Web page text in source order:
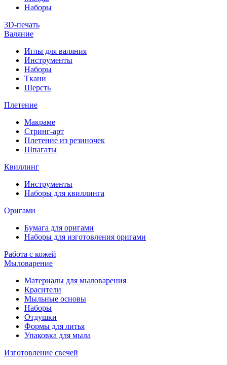
Наборы
3D-печать
Валяние
Иглы для валяния
Инструменты
Наборы
Ткани
Шерсть
Плетение
Макраме
Стринг-арт
Плетение из резиночек
Шпагаты
Квиллинг
Инструменты
Наборы для квиллинга
Оригами
Бумага для оригами
Наборы для изготовления оригами
Работа с кожей
Мыловарение
Материалы для мыловарения
Красители
Мыльные основы
Наборы
Отдушки
Формы для литья
Упаковка для мыла
Изготовление свечей